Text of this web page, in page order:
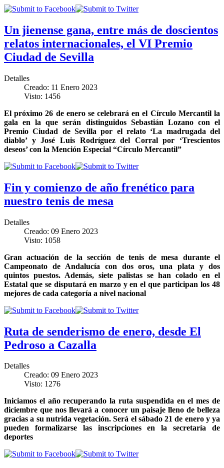
Un jienense gana, entre más de doscientos
relatos internacionales, el VI Premio
Ciudad de Sevilla
Detalles
Creado: 11 Enero 2023
Visto: 1456
El próximo 26 de enero se celebrará en el Círculo Mercantil la
gala en la que serán distinguidos Sebastián Lozano con el
Premio Ciudad de Sevilla por el relato ‘La madrugada del
diablo’ y José Luis Rodríguez del Corral por ‘Trescientos
deseos’ con la Mención Especial “Círculo Mercantil”
Fin y comienzo de año frenético para
nuestro tenis de mesa
Detalles
Creado: 09 Enero 2023
Visto: 1058
Gran actuación de la sección de tenis de mesa durante el
Campeonato de Andalucía con dos oros, una plata y dos
quintos puestos. Además, siete palistas se han colado en el
Estatal que se disputará en marzo y en el que participan los 48
mejores de cada categoría a nivel nacional
Ruta de senderismo de enero, desde El
Pedroso a Cazalla
Detalles
Creado: 09 Enero 2023
Visto: 1276
Iniciamos el año recuperando la ruta suspendida en el mes de
diciembre que nos llevará a conocer un paisaje lleno de belleza
gracias a su nutrida vegetación. Será el sábado 21 de enero y ya
pueden formalizarse las inscripciones en la secretaría de
deportes